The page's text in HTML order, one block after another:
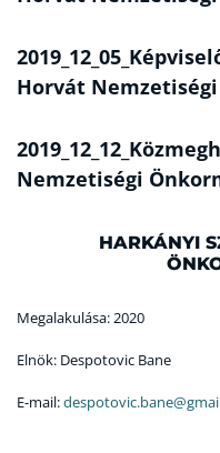
Horvát
Nemzetiségi
HARKÁNYI
Megalakulása: 2020
Elnök: Despotovic Bane
E-mail: